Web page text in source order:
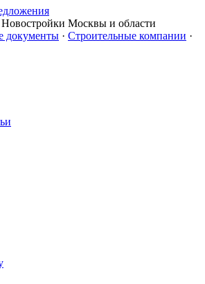
Москвы и области
документы · Строительные компании ·